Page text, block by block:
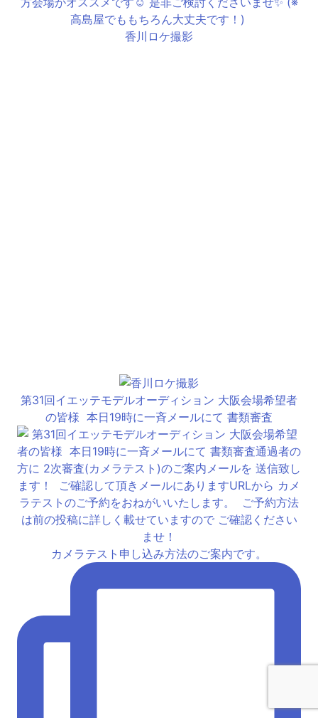
香川ロケ撮影
第31回イエッテモデルオーディション 大阪会場希望者
の皆様 ⁡ 本日19時に一斉メールにて 書類審査
カメラテスト申し込み方法のご案内です。